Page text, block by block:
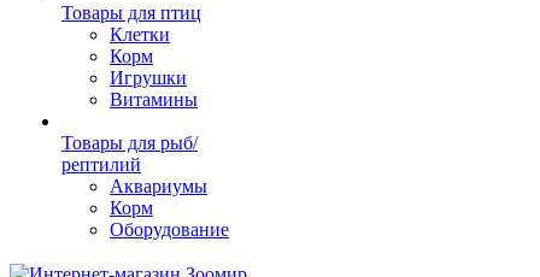
Товары для птиц
Клетки
Корм
Игрушки
Витамины
Товары для рыб/
рептилий
Аквариумы
Корм
Оборудование